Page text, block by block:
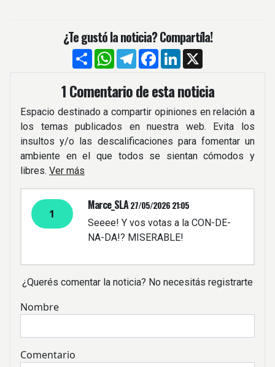
¿Te gustó la noticia? Compartíla!
CompartirWhatsApp
TelegramFacebook
LinkedIn
1 Comentario de esta noticia
Espacio destinado a compartir opiniones en relación a
los temas publicados en nuestra web. Evita los
insultos y/o las descalificaciones para fomentar un
ambiente en el que todos se sientan cómodos y
libres. Ver más
1
Marce_SLA27/05/2026 21:05
Seeee! Y vos votas a la CON-DE-
NA-DA!? MISERABLE!
¿Querés comentar la noticia? No necesitás registrarte
Nombre
Comentario